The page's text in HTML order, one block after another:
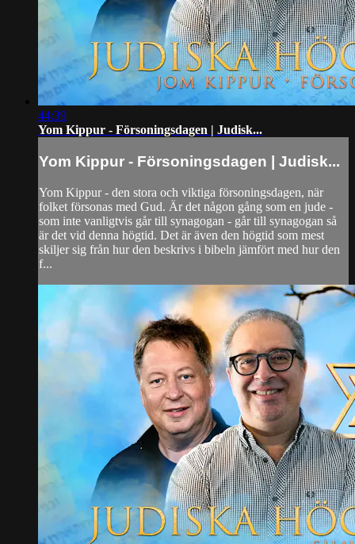
44:39
Yom Kippur - Försoningsdagen | Judisk...
Yom Kippur - Försoningsdagen | Judisk...
Yom Kippur - den stora och viktiga försoningsdagen, när
folket försonas med Gud. Är det någon gång som en jude -
som inte vanligtvis går till synagogan - går till synagogan så
är det vid denna högtid. Det är även den högtid som mest
skiljer sig från hur den beskrivs i bibeln jämfört med hur den
f...